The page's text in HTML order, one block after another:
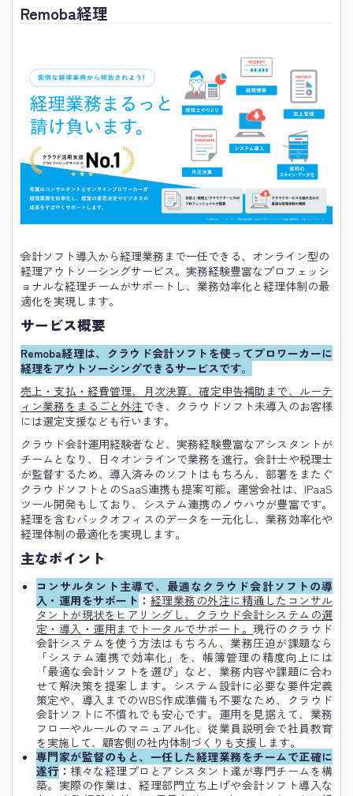
Remoba経理
会計ソフト導入から経理業務まで一任できる、オンライン型の
経理アウトソーシングサービス。実務経験豊富なプロフェッシ
ョナルな経理チームがサポートし、業務効率化と経理体制の最
適化を実現します。
サービス概要
Remoba経理は、クラウド会計ソフトを使ってプロワーカーに
経理をアウトソーシングできるサービスです。
売上・支払・経費管理、月次決算、確定申告補助まで、ルーテ
ィン業務をまるごと外注 でき、クラウドソフト未導入のお客様
には選定支援なども行います。
クラウド会計運用経験者など、実務経験豊富なアシスタントが
チームとなり、日々オンラインで業務を進行。会計士や税理士
が監督するため、導入済みのソフトはもちろん、部署をまたぐ
クラウドソフトとのSaaS連携も提案可能。運営会社は、IPaaS
ツール開発もしており、システム連携のノウハウが豊富です。
経理を含むバックオフィスのデータを一元化し、業務効率化や
経理体制の最適化を実現します。
主なポイント
コンサルタント主導で、最適なクラウド会計ソフトの導
入・運用をサポート ： 経理業務の外注に精通したコンサル
タントが現状をヒアリングし、クラウド会計システムの選
定・導入・運用までトータルでサポート。現行のクラウド
会計システムを使う方法はもちろん、業務圧迫が課題なら
「システム連携で効率化」を、帳簿管理の精度向上には
「最適な会計ソフトを選び」など、業務内容や課題に合わ
せて解決策を提案します。システム設計に必要な要件定義
策定や、導入までのWBS作成準備も不要なため、クラウド
会計ソフトに不慣れでも安心です。運用を見据えて、業務
フローやルールのマニュアル化、従業員説明会で社員教育
を実施して、顧客側の社内体制づくりも支援します。
専門家が監督のもと、一任した経理業務をチームで正確に
遂行 ： 様々な経理プロとアシスタント達が専門チームを構
築。実際の作業は、経理部門立ち上げや会計ソフト導入な